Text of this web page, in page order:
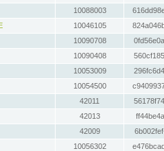
10088003
10046105
10090708
10090408
10053009
10054500
42011
42013
42009
10056302